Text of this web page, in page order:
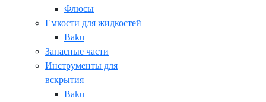
Флюсы
Емкости для жидкостей
Baku
Запасные части
Инструменты для
вскрытия
Baku